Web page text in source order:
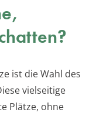
ist die Wahl des
vielseitige
Plätze, ohne